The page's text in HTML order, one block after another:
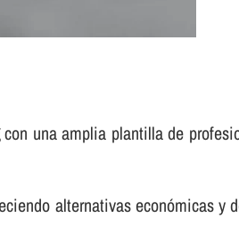
con una amplia plantilla de
alternativas económicas